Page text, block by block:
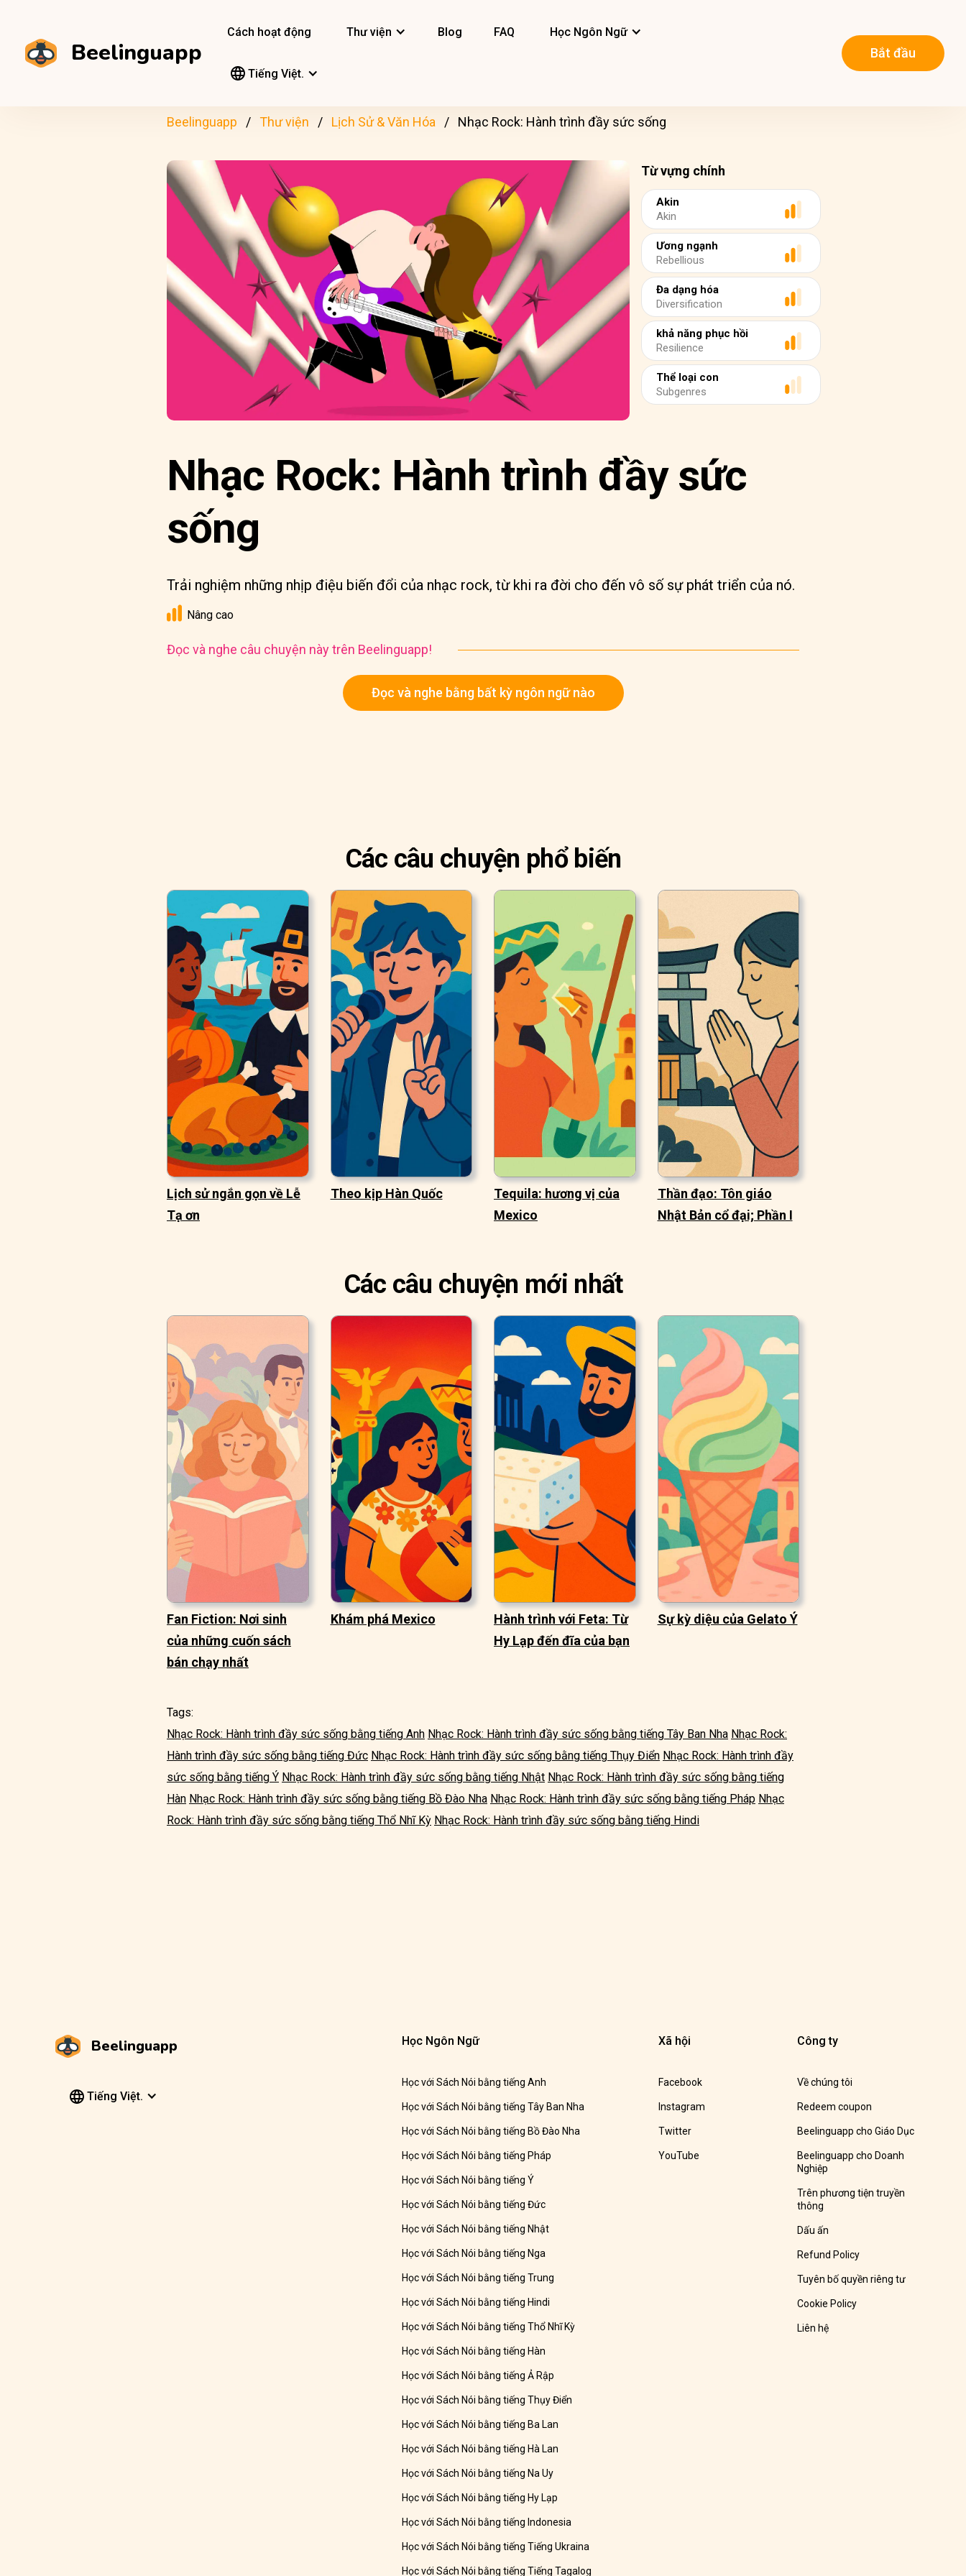
Beelinguapp
Cách hoạt động Thư viện Blog FAQ Học Ngôn Ngữ
Tiếng Việt.
Bắt đầu
Beelinguapp Thư viện Lịch Sử & Văn Hóa Nhạc Rock: Hành trình đầy sức sống
Từ vựng chính
Akin
Akin
Ương ngạnh
Rebellious
Đa dạng hóa
Diversification
khả năng phục hồi
Resilience
Thể loại con
Subgenres
Nhạc Rock: Hành trình đầy sức
sống
Trải nghiệm những nhịp điệu biến đổi của nhạc rock, từ khi ra đời cho đến vô số sự phát triển của nó.
Nâng cao
Đọc và nghe câu chuyện này trên Beelinguapp!
Đọc và nghe bằng bất kỳ ngôn ngữ nào
Các câu chuyện phổ biến
Lịch sử ngắn gọn về Lễ
Tạ ơn
Theo kịp Hàn Quốc
Tequila: hương vị của
Mexico
Thần đạo: Tôn giáo
Nhật Bản cổ đại; Phần I
Các câu chuyện mới nhất
Fan Fiction: Nơi sinh
của những cuốn sách
bán chạy nhất
Khám phá Mexico
Hành trình với Feta: Từ
Hy Lạp đến đĩa của bạn
Sự kỳ diệu của Gelato Ý
Tags:
Nhạc Rock: Hành trình đầy sức sống bằng tiếng Anh Nhạc Rock: Hành trình đầy sức sống bằng tiếng Tây Ban Nha Nhạc Rock:
Hành trình đầy sức sống bằng tiếng Đức Nhạc Rock: Hành trình đầy sức sống bằng tiếng Thụy Điển Nhạc Rock: Hành trình đầy
sức sống bằng tiếng Ý Nhạc Rock: Hành trình đầy sức sống bằng tiếng Nhật Nhạc Rock: Hành trình đầy sức sống bằng tiếng
Hàn Nhạc Rock: Hành trình đầy sức sống bằng tiếng Bồ Đào Nha Nhạc Rock: Hành trình đầy sức sống bằng tiếng Pháp Nhạc
Rock: Hành trình đầy sức sống bằng tiếng Thổ Nhĩ Kỳ Nhạc Rock: Hành trình đầy sức sống bằng tiếng Hindi
Beelinguapp
Tiếng Việt.
Học Ngôn Ngữ
Học với Sách Nói bằng tiếng Anh
Học với Sách Nói bằng tiếng Tây Ban Nha
Học với Sách Nói bằng tiếng Bồ Đào Nha
Học với Sách Nói bằng tiếng Pháp
Học với Sách Nói bằng tiếng Ý
Học với Sách Nói bằng tiếng Đức
Học với Sách Nói bằng tiếng Nhật
Học với Sách Nói bằng tiếng Nga
Học với Sách Nói bằng tiếng Trung
Học với Sách Nói bằng tiếng Hindi
Học với Sách Nói bằng tiếng Thổ Nhĩ Kỳ
Học với Sách Nói bằng tiếng Hàn
Học với Sách Nói bằng tiếng Ả Rập
Học với Sách Nói bằng tiếng Thụy Điển
Học với Sách Nói bằng tiếng Ba Lan
Học với Sách Nói bằng tiếng Hà Lan
Học với Sách Nói bằng tiếng Na Uy
Học với Sách Nói bằng tiếng Hy Lạp
Học với Sách Nói bằng tiếng Indonesia
Học với Sách Nói bằng tiếng Tiếng Ukraina
Học với Sách Nói bằng tiếng Tiếng Tagalog
Xã hội
Facebook
Instagram
Twitter
YouTube
Công ty
Về chúng tôi
Redeem coupon
Beelinguapp cho Giáo Dục
Beelinguapp cho Doanh
Nghiệp
Trên phương tiện truyền
thông
Dấu ấn
Refund Policy
Tuyên bố quyền riêng tư
Cookie Policy
Liên hệ